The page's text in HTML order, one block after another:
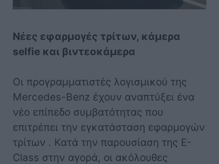
Νέες εφαρμογές τρίτων, κάμερα
selfie και βιντεοκάμερα
Οι προγραμματιστές λογισμικού της
Mercedes-Benz έχουν αναπτύξει ένα
νέο επίπεδο συμβατότητας που
επιτρέπει την εγκατάσταση εφαρμογών
τρίτων . Κατά την παρουσίαση της E-
Class στην αγορά, οι ακόλουθες